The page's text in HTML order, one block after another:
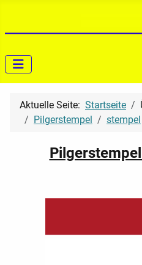
Aktuelle Seite: Startseite
Pilgerstempel
stempel